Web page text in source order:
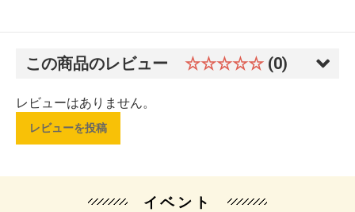
この商品のレビュー ☆☆☆☆☆ (0)
レビューはありません。
レビューを投稿
イベント